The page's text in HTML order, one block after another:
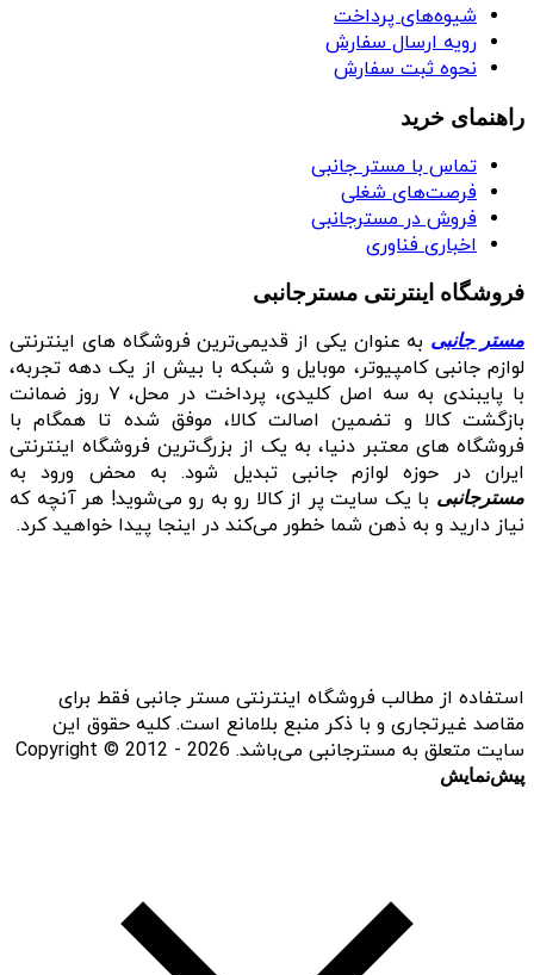
شیوه‌های پرداخت
رویه ارسال سفارش
نحوه ثبت سفارش
راهنمای خرید
تماس با مستر جانبی
فرصت‌های شغلی
فروش در مسترجانبی
اخباری فناوری
فروشگاه اینترنتی مسترجانبی
مستر جانبی به عنوان یکی از قدیمی‌ترین فروشگاه های اینترنتی
لوازم جانبی کامپیوتر، موبایل و شبکه با بیش از یک دهه تجربه،
با پایبندی به سه اصل کلیدی، پرداخت در محل، ۷ روز ضمانت
بازگشت کالا و تضمین اصالت کالا، موفق شده تا همگام با
فروشگاه‌ های معتبر دنیا، به یک از بزرگ‌ترین فروشگاه اینترنتی
ایران در حوزه لوازم جانبی تبدیل شود. به محض ورود به
مسترجانبی با یک سایت پر از کالا رو به رو می‌شوید! هر آنچه که
نیاز دارید و به ذهن شما خطور می‌کند در اینجا پیدا خواهید کرد.
استفاده از مطالب فروشگاه اینترنتی مستر جانبی فقط برای
مقاصد غیرتجاری و با ذکر منبع بلامانع است. کلیه حقوق این
سایت متعلق به مسترجانبی می‌باشد. Copyright © 2012 - 2026
پیش‌نمایش